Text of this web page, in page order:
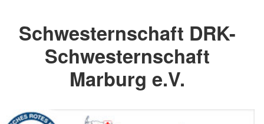
Schwesternschaft DRK-
Schwesternschaft
Marburg e.V.